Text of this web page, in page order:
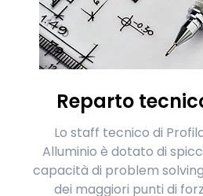
Reparto
Lo staff tecnico di
Alluminio è dotato di
capacità di problem
dei maggiori punti di